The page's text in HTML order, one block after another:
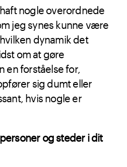
nogle overordnede
jeg synes kunne være
dynamik det
om at gøre
forståelse for,
sig dumt eller
hvis nogle er
og steder i dit